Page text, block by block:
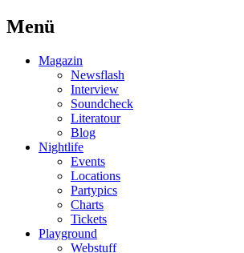
Menü
Magazin
Newsflash
Interview
Soundcheck
Literatour
Blog
Nightlife
Events
Locations
Partypics
Charts
Tickets
Playground
Webstuff